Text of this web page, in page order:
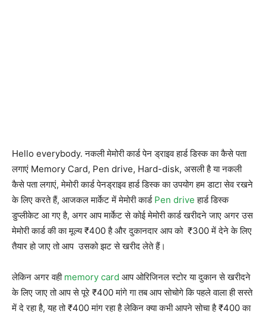
Hello everybody. नकली मेमोरी कार्ड पेन ड्राइव हार्ड डिस्क का कैसे पता
लगाएं Memory Card, Pen drive, Hard-disk, असली है या नकली
कैसे पता लगाएं, मेमोरी कार्ड पेनड्राइव हार्ड डिस्क का उपयोग हम डाटा सेव रखने
के लिए करते हैं, आजकल मार्केट में मेमोरी कार्ड Pen drive हार्ड डिस्क
डुप्लीकेट आ गए है, अगर आप मार्केट से कोई मेमोरी कार्ड खरीदने जाए अगर उस
मेमोरी कार्ड की का मूल्य ₹400 है और दुकानदार आप को ₹300 में देने के लिए
तैयार हो जाए तो आप उसको झट से खरीद लेते हैं।
लेकिन अगर वही memory card आप ओरिजिनल स्टोर या दुकान से खरीदने
के लिए जाए तो आप से पूरे ₹400 मांगे गा तब आप सोचोगे कि पहले वाला ही सस्ते
में दे रहा है, यह तो ₹400 मांग रहा है लेकिन क्या कभी आपने सोचा है ₹400 का